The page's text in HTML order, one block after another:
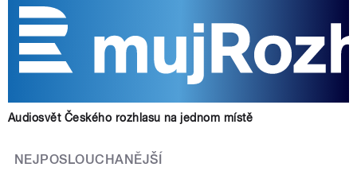
Audiosvět Českého rozhlasu na jednom místě
NEJPOSLOUCHANĚJŠÍ